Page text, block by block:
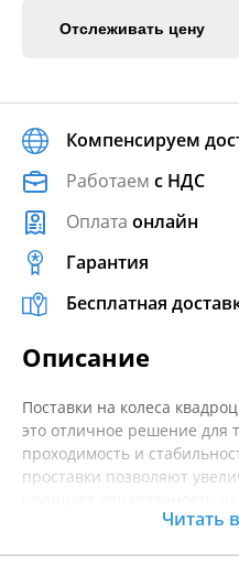
Отслеживать цену
Компенсируем
Работаем с НДС
Оплата онлайн
Гарантия
Бесплатная
Описание
Поставки на колеса
это отличное решение для
проходимость и
проставки позволяют
особенно в условияхЧитать